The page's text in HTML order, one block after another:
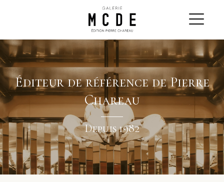
Éditeur de référence de Pierre
Chareau
Depuis 1982